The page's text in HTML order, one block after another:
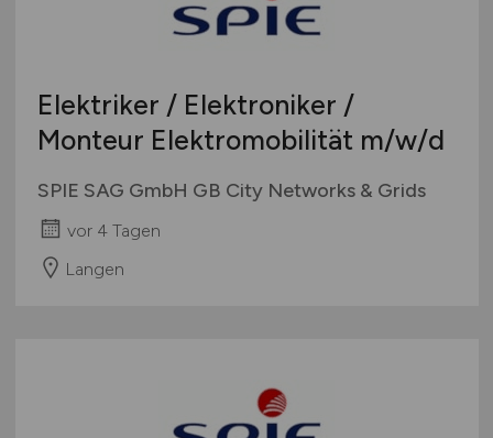
Elektriker / Elektroniker /
Monteur Elektromobilität m/w/d
SPIE SAG GmbH GB City Networks & Grids
vor 4 Tagen
Langen